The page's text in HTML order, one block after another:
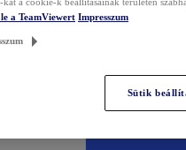
a TeamViewert Impresszum
Sütik